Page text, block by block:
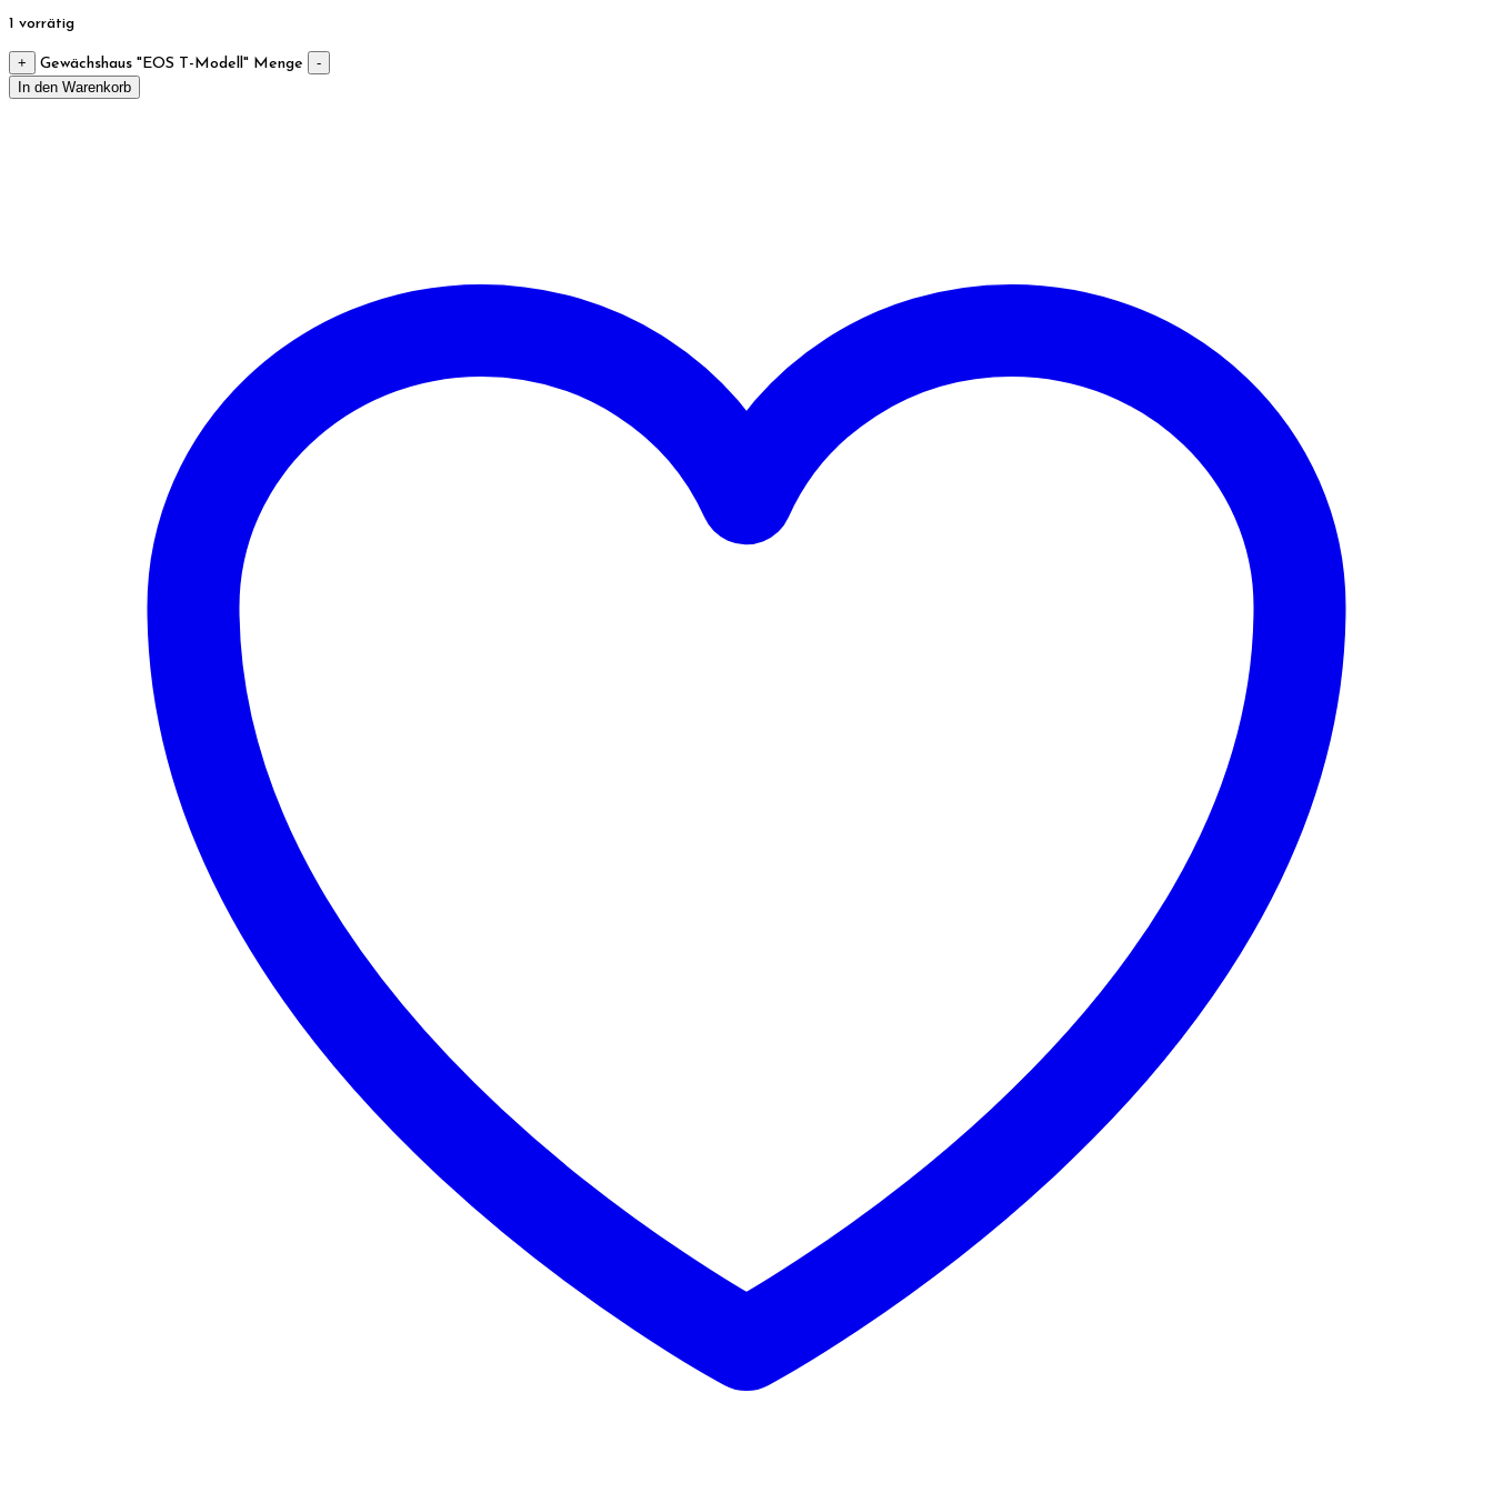
1 vorrätig
+ Gewächshaus "EOS T-Modell" Menge
-
In den Warenkorb